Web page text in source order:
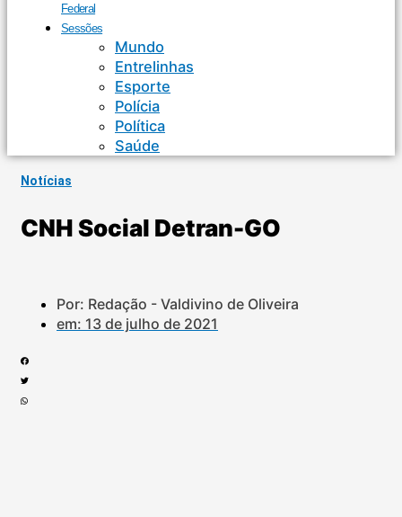
Federal
Sessões
Mundo
Entrelinhas
Esporte
Polícia
Política
Saúde
Notícias
CNH Social Detran-GO
Por: Redação - Valdivino de Oliveira
em: 13 de julho de 2021